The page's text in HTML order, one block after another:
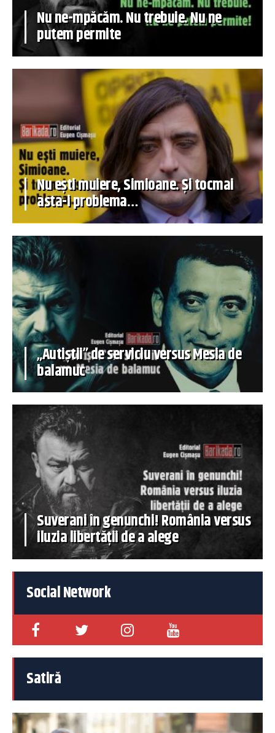
Nu ne-mpăcăm. Nu trebuie. Nu ne
putem permite
Nu ești muiere, Simioane. Și tocmai
asta-i problema…
„Autiștii” de serviciu versus Mesia de
balamuc
Suverani în genunchi! România versus
iluzia libertății de a alege
Social Network
Satiră